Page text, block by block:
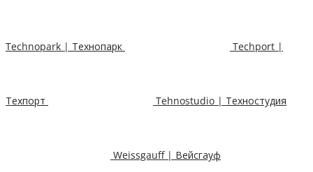
Technopark | Технопарк Techport |
Техпорт Tehnostudio | Техностудия
Weissgauff | Вейсгауф